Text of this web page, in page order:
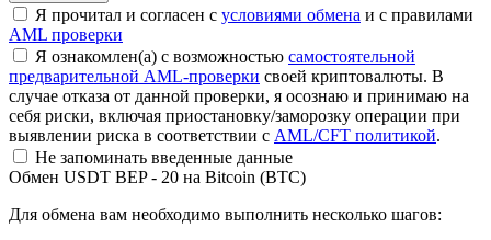
Я прочитал и согласен с условиями обмена и с правилами
AML проверки
Я ознакомлен(а) с возможностью самостоятельной
предварительной AML-проверки своей криптовалюты. В
случае отказа от данной проверки, я осознаю и принимаю на
себя риски, включая приостановку/заморозку операции при
выявлении риска в соответствии с AML/CFT политикой.
Не запоминать введенные данные
Обмен USDT BEP - 20 на Bitcoin (BTC)
Для обмена вам необходимо выполнить несколько шагов: